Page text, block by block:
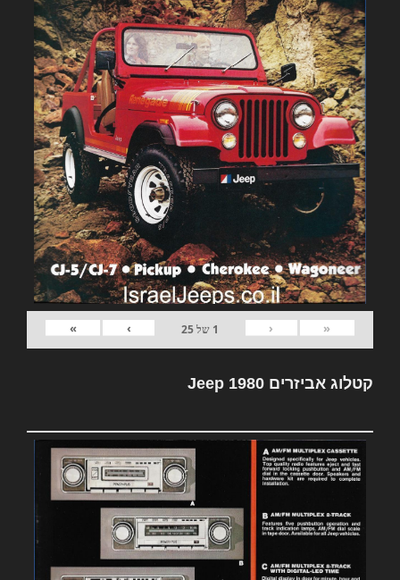
«
‹
1 של25
›
»
קטלוג אביזרים Jeep 1980